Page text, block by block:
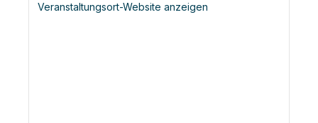
Veranstaltungsort-Website anzeigen